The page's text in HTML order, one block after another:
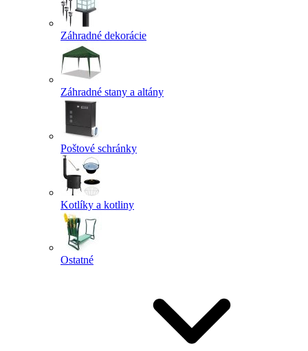
Záhradné dekorácie
Záhradné stany a altány
Poštové schránky
Kotlíky a kotliny
Ostatné